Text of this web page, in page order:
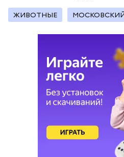
ЖИВОТНЫЕ
Вред дыни